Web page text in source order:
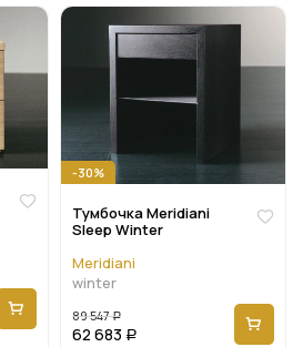
-30%
Тумбочка Meridiani
Sleep Winter
Meridiani
winter
89 547 Р
62 683 Р